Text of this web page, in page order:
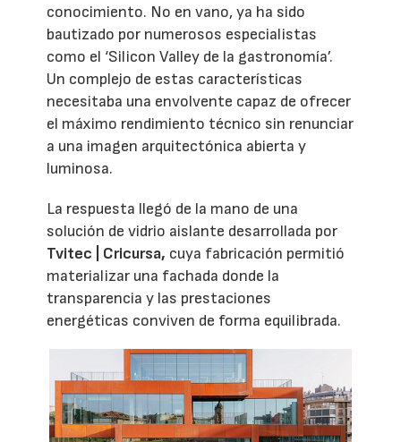
conocimiento. No en vano, ya ha sido
bautizado por numerosos especialistas
como el ‘Silicon Valley de la gastronomía’.
Un complejo de estas características
necesitaba una envolvente capaz de ofrecer
el máximo rendimiento técnico sin renunciar
a una imagen arquitectónica abierta y
luminosa.
La respuesta llegó de la mano de una
solución de vidrio aislante desarrollada por
Tvitec | Cricursa, cuya fabricación permitió
materializar una fachada donde la
transparencia y las prestaciones
energéticas conviven de forma equilibrada.